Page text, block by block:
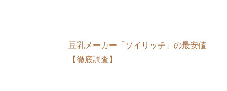
豆乳メーカー「ソイリッチ」の最安値
【徹底調査】